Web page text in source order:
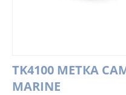
TK4100 МЕТКА
MARINE